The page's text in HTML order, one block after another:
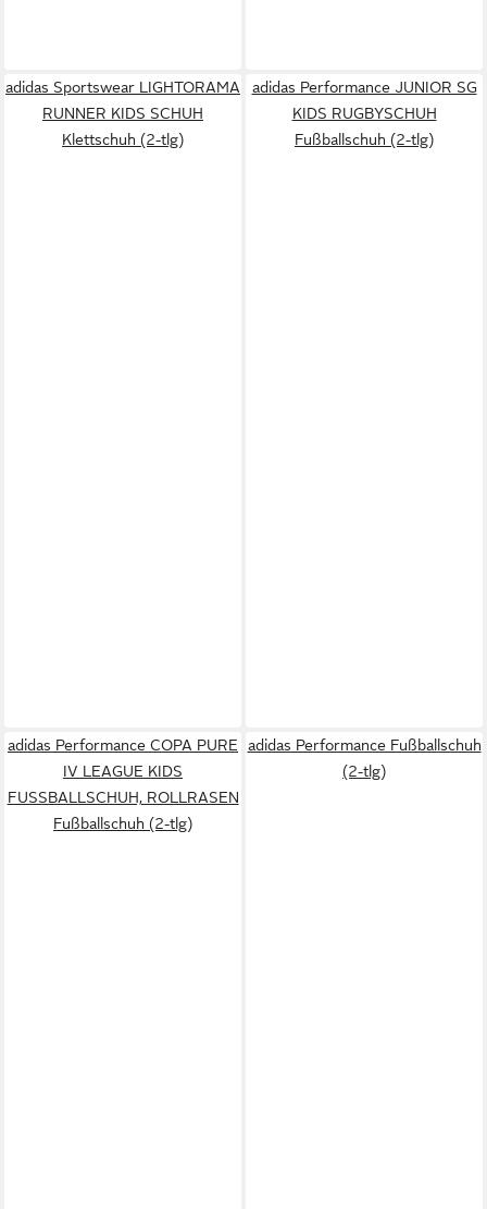
adidas Sportswear LIGHTORAMA
RUNNER KIDS SCHUH
Klettschuh (2-tlg)
adidas Performance JUNIOR SG
KIDS RUGBYSCHUH
Fußballschuh (2-tlg)
adidas Performance COPA PURE
IV LEAGUE KIDS
FUSSBALLSCHUH, ROLLRASEN
Fußballschuh (2-tlg)
adidas Performance Fußballschuh
(2-tlg)